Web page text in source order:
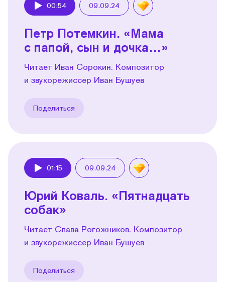
00:54 09.09.24
Петр Потемкин. «Мама
с папой, сын и дочка…»
Читает Иван Сорокин. Композитор
и звукорежиссер Иван Бушуев
Поделиться
01:15 09.09.24
Юрий Коваль. «Пятнадцать
собак»
Читает Слава Рогожников. Композитор
и звукорежиссер Иван Бушуев
Поделиться